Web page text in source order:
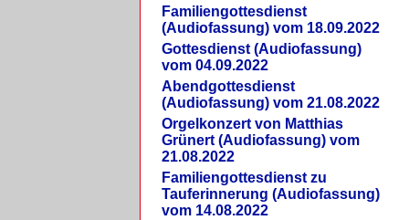
Familiengottesdienst
(Audiofassung) vom 18.09.2022
Gottesdienst (Audiofassung)
vom 04.09.2022
Abendgottesdienst
(Audiofassung) vom 21.08.2022
Orgelkonzert von Matthias
Grünert (Audiofassung) vom
21.08.2022
Familiengottesdienst zu
Tauferinnerung (Audiofassung)
vom 14.08.2022